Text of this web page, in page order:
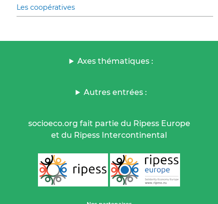
Les coopératives
Axes thématiques :
Autres entrées :
socioeco.org fait partie du Ripess Europe
et du Ripess Intercontinental